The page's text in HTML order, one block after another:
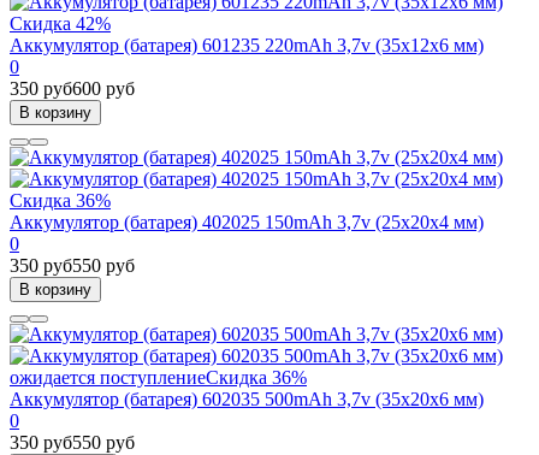
Скидка 42%
Аккумулятор (батарея) 601235 220mAh 3,7v (35х12х6 мм)
0
350 руб600 руб
В корзину
Скидка 36%
Аккумулятор (батарея) 402025 150mAh 3,7v (25х20х4 мм)
0
350 руб550 руб
В корзину
ожидается поступлениеСкидка 36%
Аккумулятор (батарея) 602035 500mAh 3,7v (35х20х6 мм)
0
350 руб550 руб